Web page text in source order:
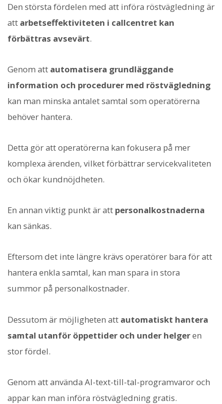
Den största fördelen med att införa röstvägledning är
att arbetseffektiviteten i callcentret kan
förbättras avsevärt.
Genom att automatisera grundläggande
information och procedurer med röstvägledning
kan man minska antalet samtal som operatörerna
behöver hantera.
Detta gör att operatörerna kan fokusera på mer
komplexa ärenden, vilket förbättrar servicekvaliteten
och ökar kundnöjdheten.
En annan viktig punkt är att personalkostnaderna
kan sänkas.
Eftersom det inte längre krävs operatörer bara för att
hantera enkla samtal, kan man spara in stora
summor på personalkostnader.
Dessutom är möjligheten att automatiskt hantera
samtal utanför öppettider och under helgeren
stor fördel.
Genom att använda AI-text-till-tal-programvaror och
appar kan man införa röstvägledning gratis.